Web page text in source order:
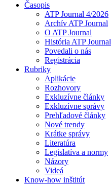
Časopis
ATP Journal 4/2026
Archív ATP Journal
O ATP Journal
História ATP Journal
Povedali o nás
Registrácia
Rubriky
Aplikácie
Rozhovory
Exkluzívne články
Exkluzívne správy
Prehľadové články
Nové trendy
Krátke správy
Literatúra
Legislatíva a normy
Názory
Videá
Know-how inštitút